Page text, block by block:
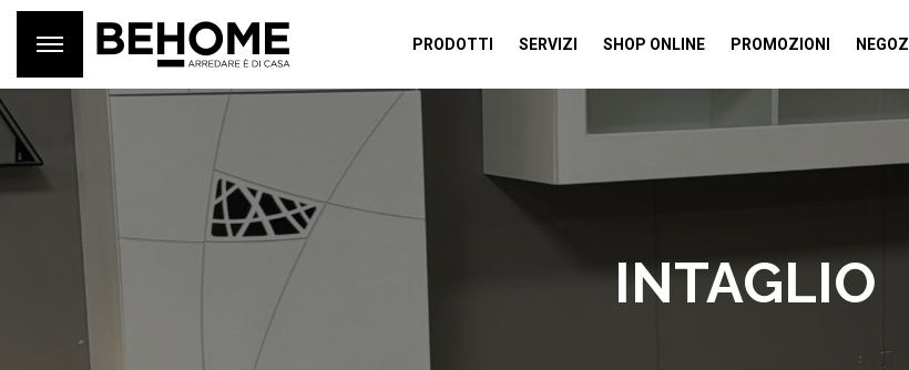
PRODOTTI SERVIZI SHOP ONLINE PROMOZIONI NEGOZI
INTAGLIO